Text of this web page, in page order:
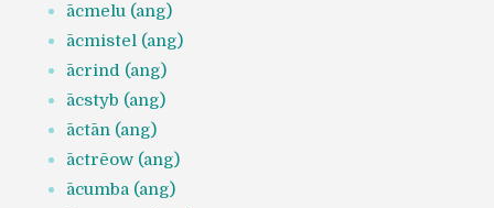
ācmelu (ang)
ācmistel (ang)
ācrind (ang)
ācstyb (ang)
āctān (ang)
āctrēow (ang)
ācumba (ang)